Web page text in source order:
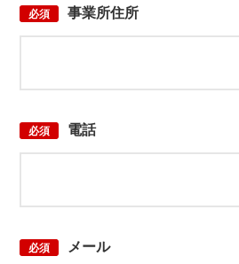
必須 事業所住所
必須 電話
必須 メール